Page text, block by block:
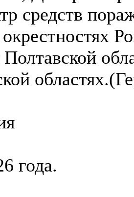
средств
года.